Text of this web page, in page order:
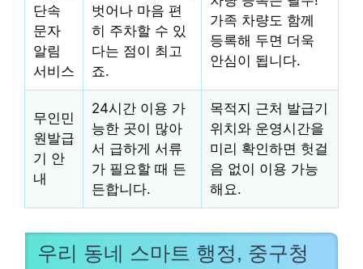
단속
문자
알림
서비스
벗어나 마음 편
히 주차할 수 있
다는 점이 최고
죠.
가족 차량도 함께
등록해 두면 더욱
안심이 됩니다.
무인민
원발급
기 안
내
24시간 이용 가
능한 곳이 많아
서 급하게 서류
가 필요할 때 든
든합니다.
목적지 근처 발급기
위치와 운영시간을
미리 확인하면 헛걸
음 없이 이용 가능
해요.
우리 동네 스마트 행정, 중구청